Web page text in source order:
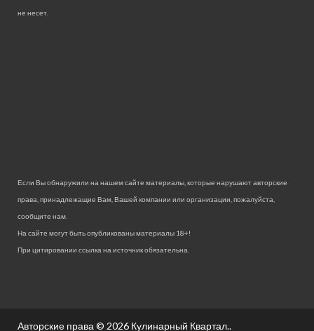
не несет.
Если Вы обнаружили на нашем сайте материалы, которые нарушают авторские
права, принадлежащие Вам, Вашей компании или организации, пожалуйста,
сообщите нам.
На сайте могут быть опубликованы материалы 18+!
При цитировании ссылка на источник обязательна.
Авторские права © 2026 Кулинарный Квартал..